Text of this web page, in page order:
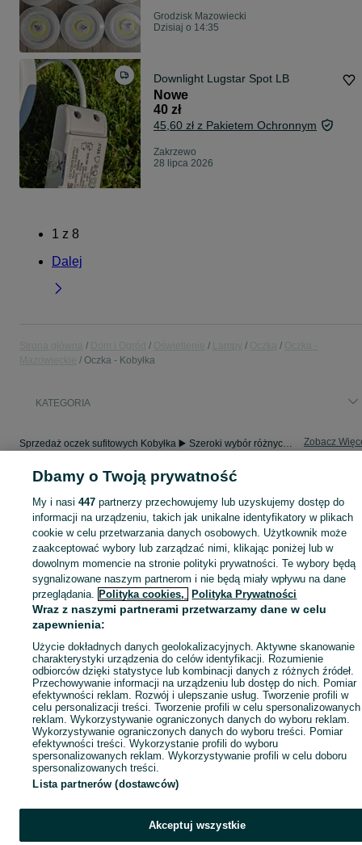
Grodzisk Mazowiecki
Dzisiaj o 14:35
Downlight Lugstar Spot LB
Nowe
40 zł
45,60 zł z Pakietem Ochronnym
Zakrzewo
28 lipca 2026
1 z 8
Dalej
Oczka - Kobyłka
KATEGORIA
Sprzedaż oczek sufitowych Kobyłka ▶️ Szeroki wybór różnych marek w atrakcyjnych cenach ✅ Nowe i używane ☝ Sprawdź oferty i kupuj tanio na OLX.pl! Zobacz
Mapa kategorii
Mapa miejscowości
Mapa ministron
Popularne wyszukiwania
Dbamy o Twoją prywatność
My i nasi447 partnerzy przechowujemy lub uzyskujemy dostęp do
informacji na urządzeniu, takich jak unikalne identyfikatory w plikach
cookie w celu przetwarzania danych osobowych. Użytkownik może
zaakceptować wybory lub zarządzać nimi, klikając poniżej lub w
dowolnym momencie na stronie polityki prywatności. Te wybory będą
sygnalizowane naszym partnerom i nie będą miały wpływu na dane
przeglądania. Polityka cookies, Polityka Prywatności
Wraz z naszymi partnerami przetwarzamy dane w celu
zapewnienia:
Użycie dokładnych danych geolokalizacyjnych. Aktywne skanowanie
charakterystyki urządzenia do celów identyfikacji. Rozumienie
odbiorców dzięki statystyce lub kombinacji danych z różnych źródeł.
Przechowywanie informacji na urządzeniu lub dostęp do nich. Pomiar
efektywności reklam. Rozwój i ulepszanie usług. Tworzenie profili w
celu personalizacji treści. Tworzenie profili w celu spersonalizowanych
reklam. Wykorzystywanie ograniczonych danych do wyboru reklam.
Wykorzystywanie ograniczonych danych do wyboru treści. Pomiar
efektywności treści. Wykorzystanie profili do wyboru
spersonalizowanych reklam. Wykorzystywanie profili w celu doboru
spersonalizowanych treści.
Lista partnerów (dostawców)
Akceptuj wszystkie